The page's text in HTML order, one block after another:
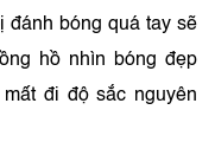
đánh bóng quá tay sẽ
hồ nhìn bóng đẹp
đi độ sắc nguyên